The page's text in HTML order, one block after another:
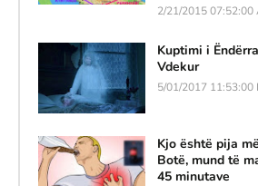
2/21/2015 07:52:00
Kuptimi i
Vdekur
5/01/2017 11:53:00
Kjo është pija
Botë, mund të
45 minutave